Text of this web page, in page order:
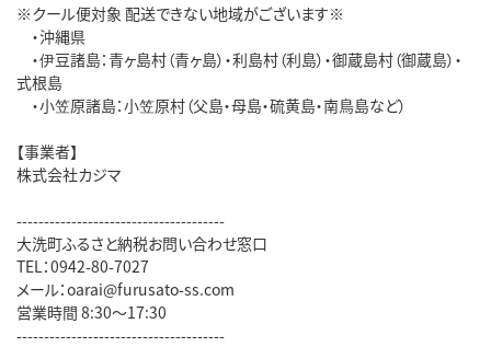
※クール便対象 配送できない地域がございます※
・沖縄県
・伊豆諸島：青ヶ島村（青ヶ島）・利島村（利島）・御蔵島村（御蔵島）・
式根島
・小笠原諸島：小笠原村（父島・母島・硫黄島・南鳥島など）
【事業者】
株式会社カジマ
--------------------------------------
大洗町ふるさと納税お問い合わせ窓口
TEL：0942-80-7027
メール：oarai@furusato-ss.com
営業時間 8:30～17:30
--------------------------------------